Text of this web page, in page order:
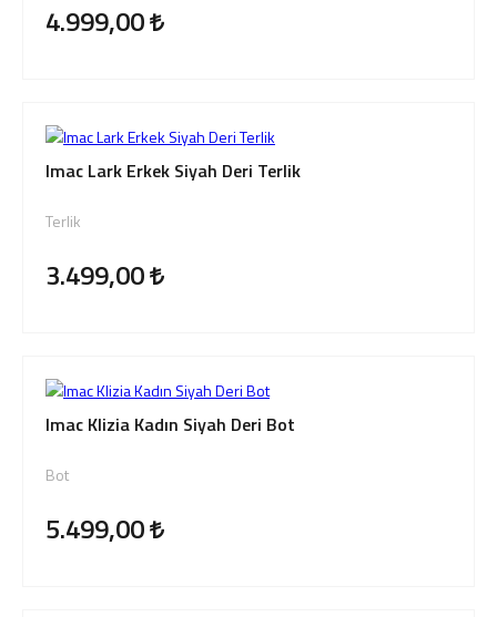
4.999,00
Imac Lark Erkek Siyah Deri Terlik
Terlik
3.499,00
Imac Klizia Kadın Siyah Deri Bot
Bot
5.499,00